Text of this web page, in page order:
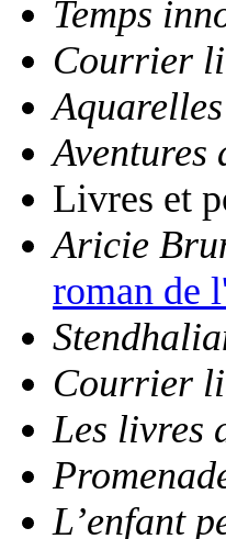
Temps
Courrier
Aquarelles
Aventures
Livres et
Aricie
roman de
Courrier
Les livres
L’enfant